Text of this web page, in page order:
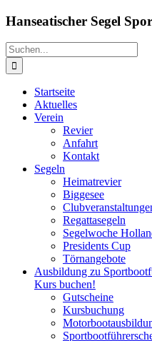
Zum
springen
Hanseatischer Segel
Suche
nach:
Startseite
Aktuelles
Verein
Revier
Anfahrt
Kontakt
Segeln
Heimatrevier
Biggesee
Regattasegeln
Segelwoche
Presidents Cup
Törnangebote
Ausbildung zu
Kurs buchen!
Gutscheine
Kursbuchung